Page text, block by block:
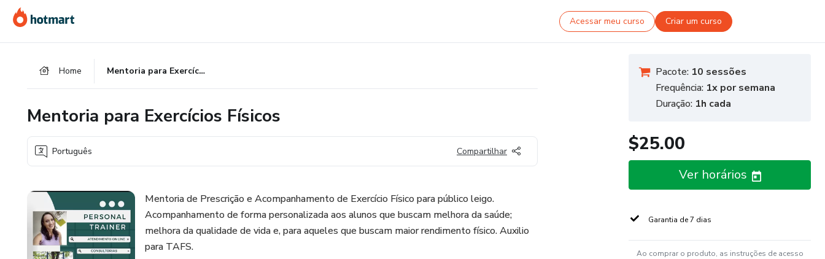
para
o
para
o
para
o
Acessar meu curso Criar um curso
Home Mentoria para Exercícios Físicos
Mentoria para Exercícios Físicos
Português Compartilhar
Mentoria de Prescrição e Acompanhamento de Exercício Físico para público leigo.
Acompanhamento de forma personalizada aos alunos que buscam melhora da saúde;
melhora da qualidade de vida e, para aqueles que buscam maior rendimento físico. Auxilio
para TAFS.
Pacote: 10 sessões
Frequência: 1x por semana
Duração: 1h cada
$25.00
Ver horários
Garantia de 7 dias
Ao comprar o produto, as instruções de acesso